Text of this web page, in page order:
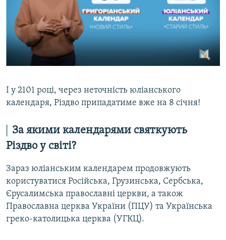
І у 2101 році, через неточність юліанського
календаря, Різдво припадатиме вже на 8 січня!
За якими календарями святкують
Різдво у світі?
Зараз юліанським календарем продовжують
користуватися Російська, Грузинська, Сербська,
Єрусалимська православні церкви, а також
Православна церква України (ПЦУ) та Українська
греко-католицька церква (УГКЦ).